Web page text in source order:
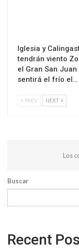
Iglesia y
tendrán viento
el Gran San Juan
sentirá el frío el…
PREV NEXT
Los
Buscar
Recent